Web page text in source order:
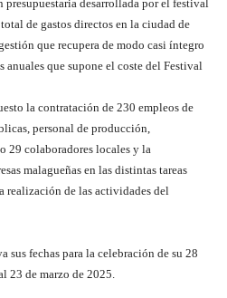
desarrollada por el festival
de gastos directos en la ciudad de
que recupera de modo casi íntegro
anuales que supone el coste del Festival
la contratación de 230 empleos de
personal de producción,
29 colaboradores locales y la
malagueñas en las distintas tareas
realización de las actividades del
fechas para la celebración de su 28
23 de marzo de 2025.